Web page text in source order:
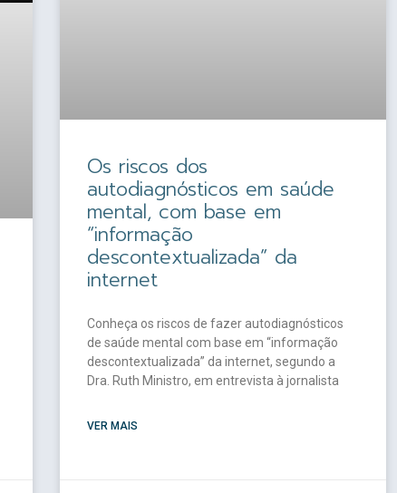
Os riscos dos
autodiagnósticos em saúde
mental, com base em
“informação
descontextualizada” da
internet
Conheça os riscos de fazer autodiagnósticos
de saúde mental com base em “informação
descontextualizada” da internet, segundo a
Dra. Ruth Ministro, em entrevista à jornalista
VER MAIS